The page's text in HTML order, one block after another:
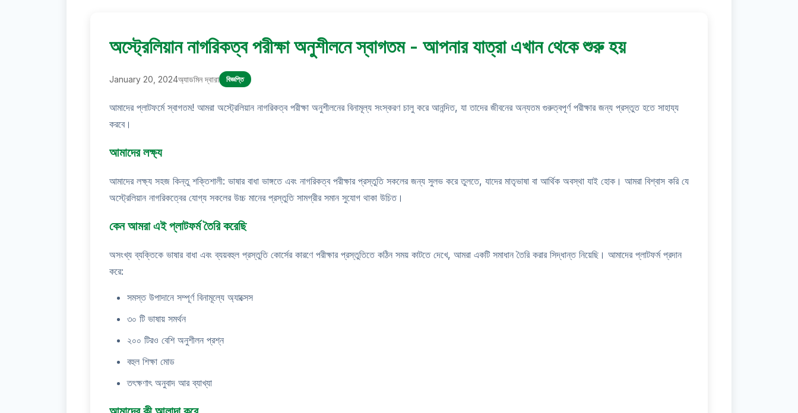
অস্ট্রেলিয়ান নাগরিকত্ব পরীক্ষা অনুশীলনে স্বাগতম - আপনার যাত্রা এখান থেকে শুরু হয়
January 20, 2024অ্যাডমিন দ্বারা বিজ্ঞপ্তি
আমাদের প্লাটফর্মে স্বাগতম! আমরা অস্ট্রেলিয়ান নাগরিকত্ব পরীক্ষা অনুশীলনের বিনামূল্য সংস্করণ চালু করে আনন্দিত, যা তাদের জীবনের অন্যতম গুরুত্বপূর্ণ পরীক্ষার জন্য প্রস্তুত হতে সাহায্য
করবে।
আমাদের লক্ষ্য
আমাদের লক্ষ্য সহজ কিন্তু শক্তিশালী: ভাষার বাধা ভাঙ্গতে এবং নাগরিকত্ব পরীক্ষার প্রস্তুতি সকলের জন্য সুলভ করে তুলতে, যাদের মাতৃভাষা বা আর্থিক অবস্থা যাই হোক। আমরা বিশ্বাস করি যে
অস্ট্রেলিয়ান নাগরিকত্বের যোগ্য সকলের উচ্চ মানের প্রস্তুতি সামগ্রীর সমান সুযোগ থাকা উচিত।
কেন আমরা এই প্লাটফর্ম তৈরি করেছি
অসংখ্য ব্যক্তিকে ভাষার বাধা এবং ব্যয়বহুল প্রস্তুতি কোর্সের কারণে পরীক্ষার প্রস্তুতিতে কঠিন সময় কাটতে দেখে, আমরা একটি সমাধান তৈরি করার সিদ্ধান্ত নিয়েছি। আমাদের প্লাটফর্ম প্রদান
করে:
সমস্ত উপাদানে সম্পূর্ণ বিনামূল্যে অ্যাক্সেস
৩০ টি ভাষায় সমর্থন
২০০ টিরও বেশি অনুশীলন প্রশ্ন
বহুল শিক্ষা মোড
তৎক্ষণাৎ অনুবাদ আর ব্যাখ্যা